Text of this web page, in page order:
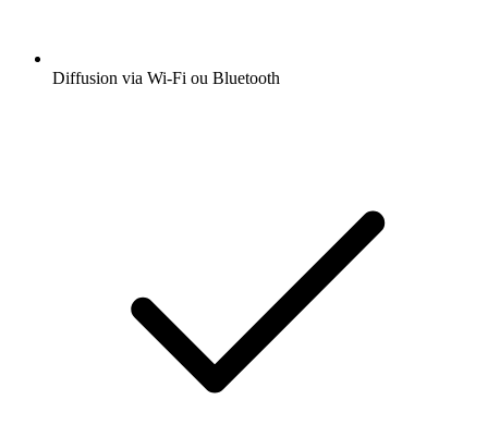
Diffusion via Wi-Fi ou Bluetooth